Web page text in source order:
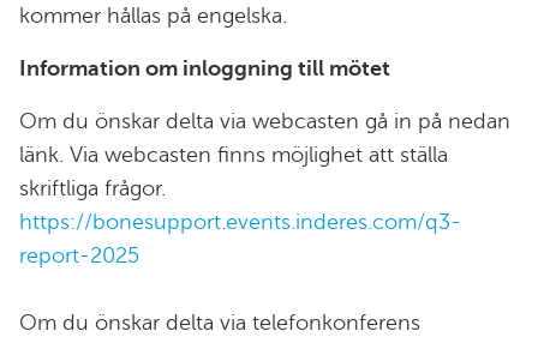
kommer hållas på engelska.
Information om inloggning till mötet
Om du önskar delta via webcasten gå in på nedan
länk. Via webcasten finns möjlighet att ställa
skriftliga frågor.
https://bonesupport.events.inderes.com/q3-
report-2025
Om du önskar delta via telefonkonferens